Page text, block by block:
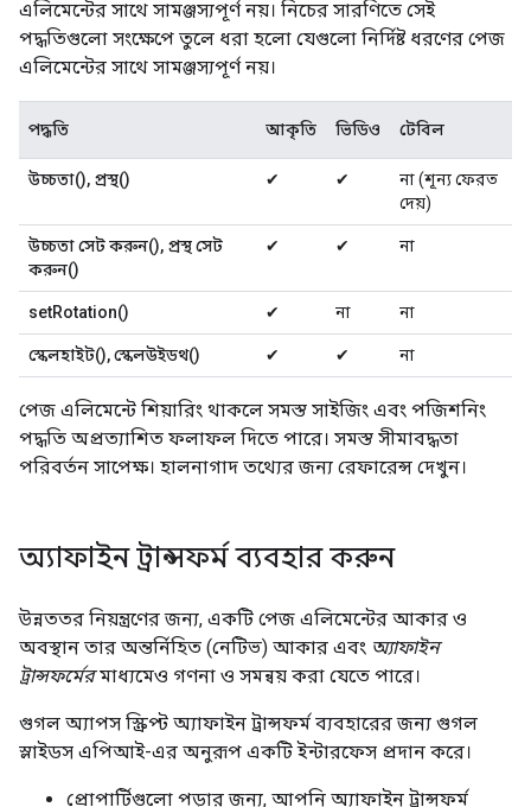
এলিমেন্টের সাথে সামঞ্জস্যপূর্ণ নয়। নিচের সারণিতে সেই
পদ্ধতিগুলো সংক্ষেপে তুলে ধরা হলো যেগুলো নির্দিষ্ট ধরণের পেজ
এলিমেন্টের সাথে সামঞ্জস্যপূর্ণ নয়।
পদ্ধতি আকৃতি ভিডিও টেবিল
উচ্চতা(), প্রস্থ() ✔ ✔
না (শূন্য ফেরত
দেয়)
উচ্চতা সেট করুন(), প্রস্থ সেট
করুন()
✔ ✔ না
setRotation() ✔ না না
স্কেলহাইট(), স্কেলউইডথ() ✔ ✔ না
পেজ এলিমেন্টে শিয়ারিং থাকলে সমস্ত সাইজিং এবং পজিশনিং
পদ্ধতি অপ্রত্যাশিত ফলাফল দিতে পারে। সমস্ত সীমাবদ্ধতা
পরিবর্তন সাপেক্ষ। হালনাগাদ তথ্যের জন্য রেফারেন্স দেখুন।
অ্যাফাইন ট্রান্সফর্ম ব্যবহার করুন
উন্নততর নিয়ন্ত্রণের জন্য, একটি পেজ এলিমেন্টের আকার ও
অবস্থান তার অন্তর্নিহিত (নেটিভ) আকার এবং অ্যাফাইন
ট্রান্সফর্মেরমাধ্যমেও গণনা ও সমন্বয় করা যেতে পারে।
গুগল অ্যাপস স্ক্রিপ্ট অ্যাফাইন ট্রান্সফর্ম ব্যবহারের জন্য গুগল
স্লাইডস এপিআই-এর অনুরূপ একটি ইন্টারফেস প্রদান করে।
প্রোপার্টিগুলো পড়ার জন্য, আপনি অ্যাফাইন ট্রান্সফর্ম